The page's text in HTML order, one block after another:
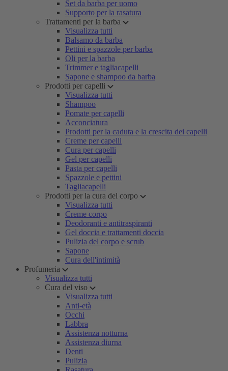
Set da barba per uomo
Supporto per la rasatura
Trattamenti per la barba
Visualizza tutti
Balsamo da barba
Pettini e spazzole per barba
Oli per la barba
Trimmer e tagliacapelli
Sapone e shampoo da barba
Prodotti per capelli
Visualizza tutti
Shampoo
Pomate per capelli
Acconciatura
Prodotti per la caduta e la crescita dei capelli
Creme per capelli
Cura per capelli
Gel per capelli
Pasta per capelli
Spazzole e pettini
Tagliacapelli
Prodotti per la cura del corpo
Visualizza tutti
Creme corpo
Deodoranti e antitraspiranti
Gel doccia e trattamenti doccia
Pulizia del corpo e scrub
Sapone
Cura dell'intimità
Profumeria
Visualizza tutti
Cura del viso
Visualizza tutti
Anti-età
Occhi
Labbra
Assistenza notturna
Assistenza diurna
Denti
Pulizia